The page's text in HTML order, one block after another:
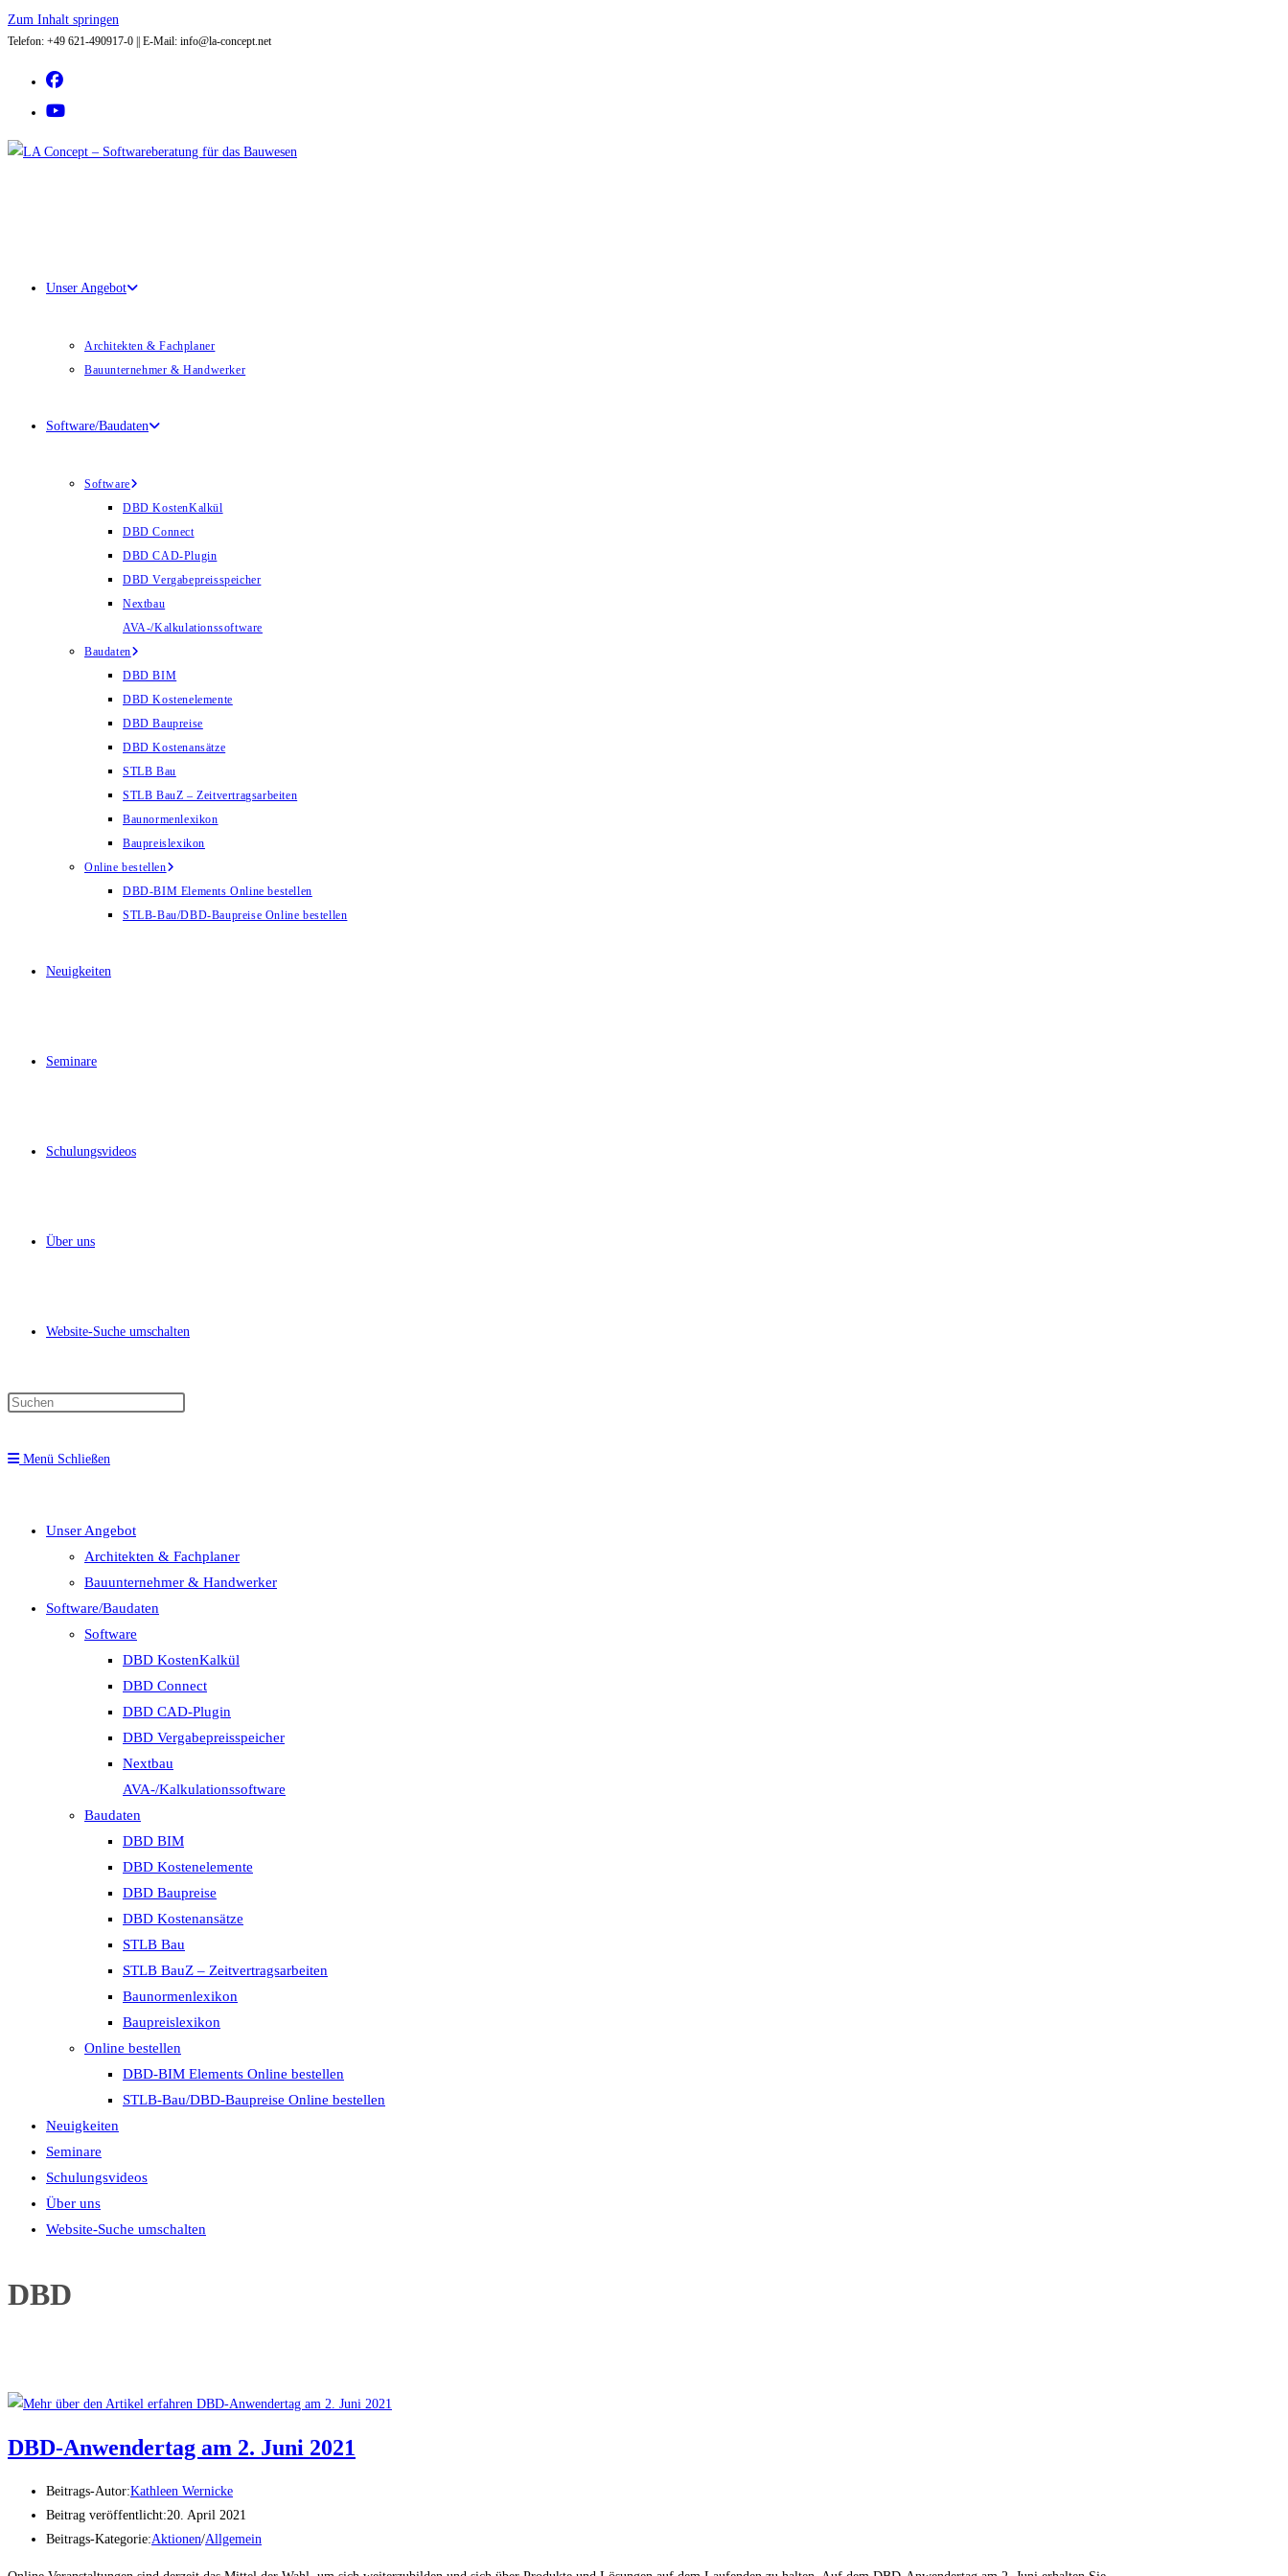
Zum Inhalt springen
Telefon: +49 621-490917-0 || E-Mail: info@la-concept.net
Unser Angebot
Architekten & Fachplaner
Bauunternehmer & Handwerker
Software/Baudaten
Software
DBD KostenKalkül
DBD Connect
DBD CAD-Plugin
DBD Vergabepreisspeicher
Nextbau
AVA-/Kalkulationssoftware
Baudaten
DBD BIM
DBD Kostenelemente
DBD Baupreise
DBD Kostenansätze
STLB Bau
STLB BauZ – Zeitvertragsarbeiten
Baunormenlexikon
Baupreislexikon
Online bestellen
DBD-BIM Elements Online bestellen
STLB-Bau/DBD-Baupreise Online bestellen
Neuigkeiten
Seminare
Schulungsvideos
Über uns
Website-Suche umschalten
Menü Schließen
Unser Angebot
Architekten & Fachplaner
Bauunternehmer & Handwerker
Software/Baudaten
Software
DBD KostenKalkül
DBD Connect
DBD CAD-Plugin
DBD Vergabepreisspeicher
Nextbau
AVA-/Kalkulationssoftware
Baudaten
DBD BIM
DBD Kostenelemente
DBD Baupreise
DBD Kostenansätze
STLB Bau
STLB BauZ – Zeitvertragsarbeiten
Baunormenlexikon
Baupreislexikon
Online bestellen
DBD-BIM Elements Online bestellen
STLB-Bau/DBD-Baupreise Online bestellen
Neuigkeiten
Seminare
Schulungsvideos
Über uns
Website-Suche umschalten
DBD
DBD-Anwendertag am 2. Juni 2021
Beitrags-Autor:Kathleen Wernicke
Beitrag veröffentlicht:20. April 2021
Beitrags-Kategorie:Aktionen/Allgemein